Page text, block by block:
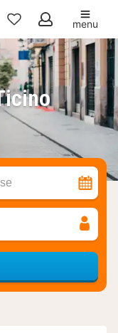
Meine
Favoriten
menu